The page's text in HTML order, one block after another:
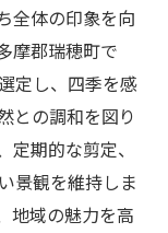
全体の印象を向
摩郡瑞穂町で
定し、四季を感
との調和を図り
期的な剪定、
景観を維持しま
地域の魅力を高